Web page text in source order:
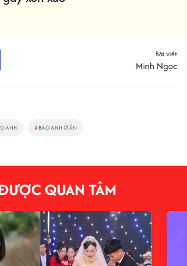
Bài viết
Minh Ngọc
ANH # BẢO ANH Ở ẨN
QUAN TÂM